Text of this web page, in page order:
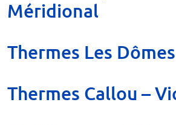
Méridional
Thermes Les
Thermes Callou –